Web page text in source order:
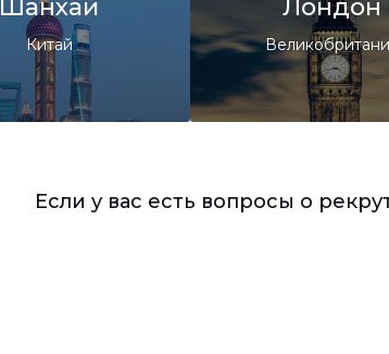
Шанхай
Китай
Лондон
Если у вас есть вопросы о